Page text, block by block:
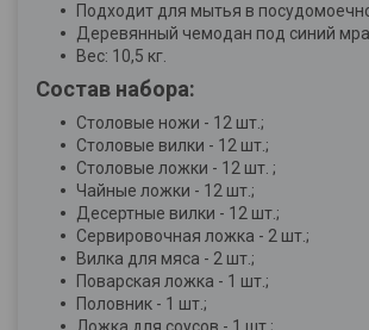
Подходит для мытья в
Деревянный чемодан под синий
Вес: 10,5 кг.
Состав набора:
Столовые ножи - 12 шт.;
Столовые вилки - 12 шт.;
Столовые ложки - 12 шт. ;
Чайные ложки - 12 шт.;
Десертные вилки - 12 шт.;
Сервировочная ложка - 2 шт.;
Вилка для мяса - 2 шт.;
Поварская ложка - 1 шт.;
Половник - 1 шт.;